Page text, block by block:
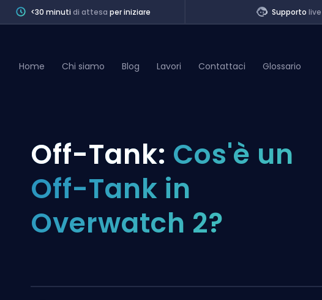
<30 minutidi attesa per iniziare Supporto live
Division Boost
Coaching
Home Chi siamo Blog Lavori Contattaci Glossario
Off-Tank: Cos'è un
Off-Tank in
Overwatch 2?